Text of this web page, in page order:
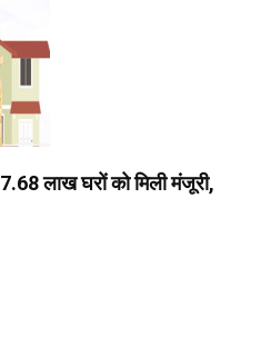
लाख घरों को मिली मंजूरी,